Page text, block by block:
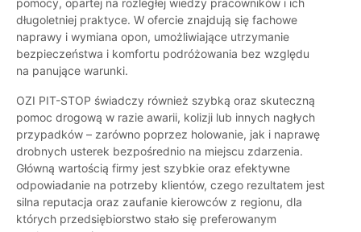
pomocy, opartej na rozległej wiedzy pracowników i ich
długoletniej praktyce. W ofercie znajdują się fachowe
naprawy i wymiana opon, umożliwiające utrzymanie
bezpieczeństwa i komfortu podróżowania bez względu
na panujące warunki.
OZI PIT-STOP świadczy również szybką oraz skuteczną
pomoc drogową w razie awarii, kolizji lub innych nagłych
przypadków – zarówno poprzez holowanie, jak i naprawę
drobnych usterek bezpośrednio na miejscu zdarzenia.
Główną wartością firmy jest szybkie oraz efektywne
odpowiadanie na potrzeby klientów, czego rezultatem jest
silna reputacja oraz zaufanie kierowców z regionu, dla
których przedsiębiorstwo stało się preferowanym